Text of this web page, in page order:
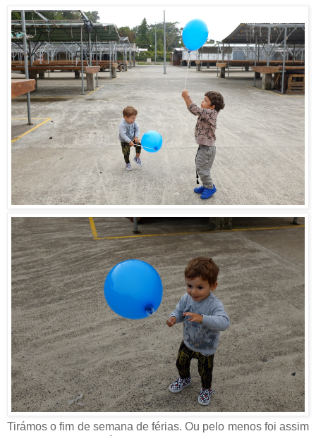
Tirámos o fim de semana de férias. Ou pelo menos foi assim